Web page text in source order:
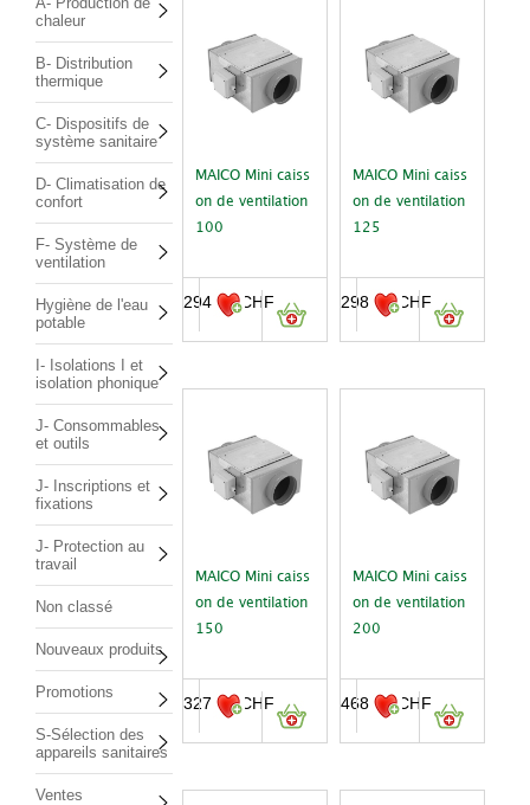
chaleur
B- Distribution
thermique
C- Dispositifs de
système sanitaire
D- Climatisation de
confort
F- Système de
ventilation
Hygiène de l'eau
potable
I- Isolations I et
isolation phonique
J- Consommables
et outils
J- Inscriptions et
fixations
J- Protection au
travail
Non classé
Nouveaux produits
Promotions
S-Sélection des
appareils sanitaires
Ventes
MAICO Mini caiss
on de ventilation
100
294.00CHF
MAICO Mini caiss
on de ventilation
125
298.00CHF
MAICO Mini caiss
on de ventilation
150
327.00CHF
MAICO Mini caiss
on de ventilation
200
468.00CHF